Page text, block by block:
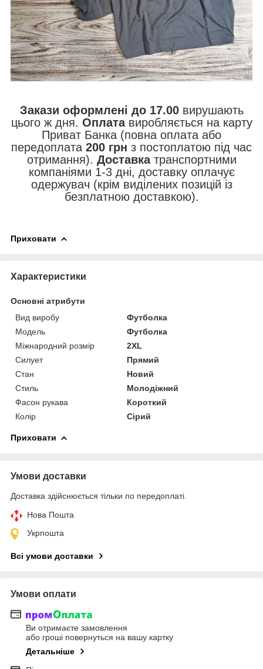
Закази оформлені до 17.00вирушають
цього ж дня. Оплатавиробляється на карту
Приват Банка (повна оплата або
передоплата 200 грн з постоплатою під час
отримання). Доставкатранспортними
компаніями 1-3 дні, доставку оплачує
одержувач (крім виділених позицій із
безплатною доставкою).
Приховати
Характеристики
Основні атрибути
Вид виробу
Футболка
Модель
Футболка
Міжнародний розмір
2XL
Силует
Прямий
Стан
Новий
Стиль
Молодіжний
Фасон рукава
Короткий
Колір
Сірий
Приховати
Умови доставки
Доставка здійснюється тільки по передоплаті.
Нова Пошта
Укрпошта
Всі умови доставки
Умови оплати
Ви отримаєте замовлення
або гроші повернуться на вашу картку
Детальніше